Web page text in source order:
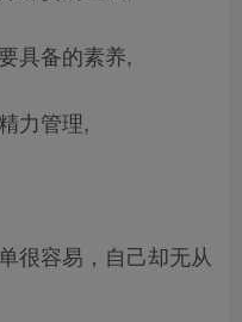
具备的素养,
力管理,
很容易，自己却无从